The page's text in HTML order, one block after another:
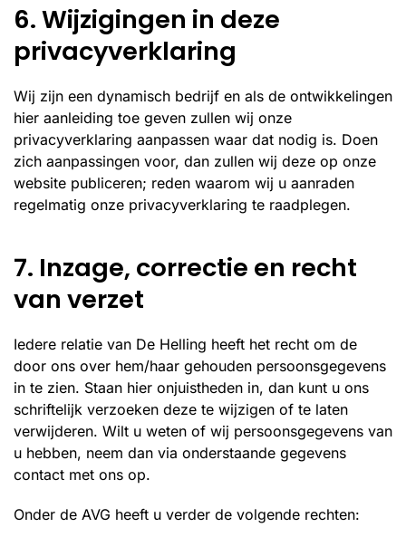
6. Wijzigingen in deze
privacyverklaring
Wij zijn een dynamisch bedrijf en als de ontwikkelingen
hier aanleiding toe geven zullen wij onze
privacyverklaring aanpassen waar dat nodig is. Doen
zich aanpassingen voor, dan zullen wij deze op onze
website publiceren; reden waarom wij u aanraden
regelmatig onze privacyverklaring te raadplegen.
7. Inzage, correctie en recht
van verzet
Iedere relatie van De Helling heeft het recht om de
door ons over hem/haar gehouden persoonsgegevens
in te zien. Staan hier onjuistheden in, dan kunt u ons
schriftelijk verzoeken deze te wijzigen of te laten
verwijderen. Wilt u weten of wij persoonsgegevens van
u hebben, neem dan via onderstaande gegevens
contact met ons op.
Onder de AVG heeft u verder de volgende rechten: